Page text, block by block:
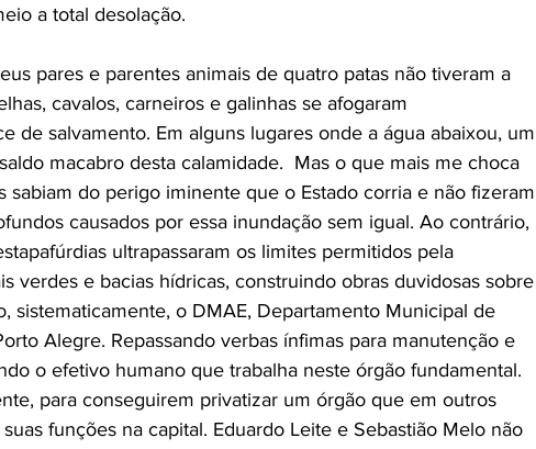
a total desolação.
pares e parentes animais de quatro patas não tiveram a
cavalos, carneiros e galinhas se afogaram
de salvamento. Em alguns lugares onde a água abaixou, um
macabro desta calamidade.  Mas o que mais me choca
sabiam do perigo iminente que o Estado corria e não fizeram
causados por essa inundação sem igual. Ao contrário,
ultrapassaram os limites permitidos pela
verdes e bacias hídricas, construindo obras duvidosas sobre
sistematicamente, o DMAE, Departamento Municipal de
Alegre. Repassando verbas ínfimas para manutenção e
o efetivo humano que trabalha neste órgão fundamental.
para conseguirem privatizar um órgão que em outros
funções na capital. Eduardo Leite e Sebastião Melo não